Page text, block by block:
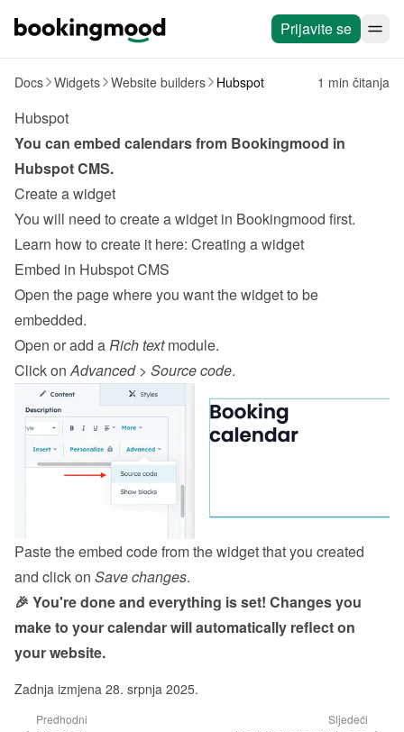
Prijavite se
Docs Widgets Website builders Hubspot 1 min čitanja
Hubspot
HubspotCMS.
Create a widget
You will need to create a widget in Bookingmood first.
Learn how to create it here: Creating a widget
Embed in Hubspot CMS
Open the page where you want the widget to be
embedded.
Open or add a Rich text module.
Click on Advanced > Source code.
Paste the embed code from the widget that you created
and click on Save changes.
🎉 You're done and everything is set! Changes you
make to your calendar will automatically reflect on
your website.
Zadnja izmjena 28. srpnja 2025.
Predhodni Sljedeći